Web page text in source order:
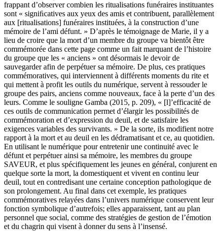
frappant d’observer combien les ritualisations funéraires instituantes
sont « signiﬁcatives aux yeux des amis et contribuent, parallèlement
aux [ritualisations] funéraires instituées, à la construction d’une
mémoire de l’ami défunt. » D’après le témoignage de Marie, il y a
lieu de croire que la mort d’un membre du groupe va bientôt être
commémorée dans cette page comme un fait marquant de l’histoire
du groupe que les « anciens » ont désormais le devoir de
sauvegarder afin de perpétuer sa mémoire. De plus, ces pratiques
commémoratives, qui interviennent à différents moments du rite et
qui mettent à profit les outils du numérique, servent à ressouder le
groupe des pairs, anciens comme nouveaux, face à la perte d’un des
leurs. Comme le souligne Gamba (2015, p. 209), « [l]’efficacité de
ces outils de communication permet d’élargir les possibilités de
commémoration et d’expression du deuil, et de satisfaire les
exigences variables des survivants. » De la sorte, ils modifient notre
rapport à la mort et au deuil en les dédramatisant et ce, au quotidien.
En utilisant le numérique pour entretenir une continuité avec le
défunt et perpétuer ainsi sa mémoire, les membres du groupe
SAVEUR, et plus spécifiquement les jeunes en général, conjurent en
quelque sorte la mort, la domestiquent et vivent en continu leur
deuil, tout en contredisant une certaine conception pathologique de
son prolongement. Au final dans cet exemple, les pratiques
commémoratives relayées dans l’univers numérique conservent leur
fonction symbolique d’autrefois; elles apparaissent, tant au plan
personnel que social, comme des stratégies de gestion de l’émotion
et du chagrin qui visent à donner du sens à l’insensé.